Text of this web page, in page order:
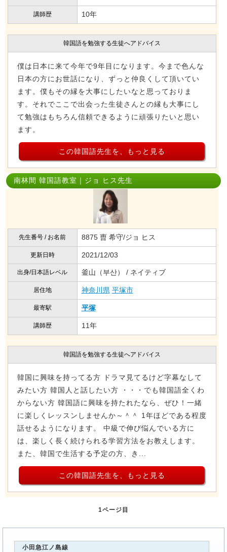
講師歴 10年
韓国語を勉強する生徒へアドバイス
僕は日本に来て今年で9年目になります。今まで色んな
日本の方にお世話になり、ずっと仲良くして頂いてい
ます。僕もその縁を大事にしたいなと思っておりま
す。それでここで出会った生徒さんとの縁も大事にし
て勉強はもちろん信頼できるように頑張りたいと思い
ます。
この韓国語先生を、もっと見る
南林間 韓国語教室｜ジョ ヒス先生
先生番号 / お名前 8875 曺 希守/ジョ ヒス
更新日時 2021/12/03
出身/日本語レベル 釜山（부산） / ネイティブ
居住地 神奈川県 平塚市
最寄駅 平塚
講師歴 11年
韓国語を勉強する生徒へアドバイス
韓国に興味を持ってる方 ドラマ見てるけど字幕なして
みたい方 韓国人と話したい方 ・・・でも韓国語全くわ
からない方 韓国語に興味を持たれたなら、ぜひ！一緒
に楽しくレッスンしませんか～＾＾ 1年ほどである程度
話せるようになります。 中級で伸び悩んでいる方に
は、楽しく長く続けられる学習方法をお教えします。
また、韓国で生活する予定の方、き...
この韓国語先生を、もっと見る
1ページ目
小田急江ノ島線